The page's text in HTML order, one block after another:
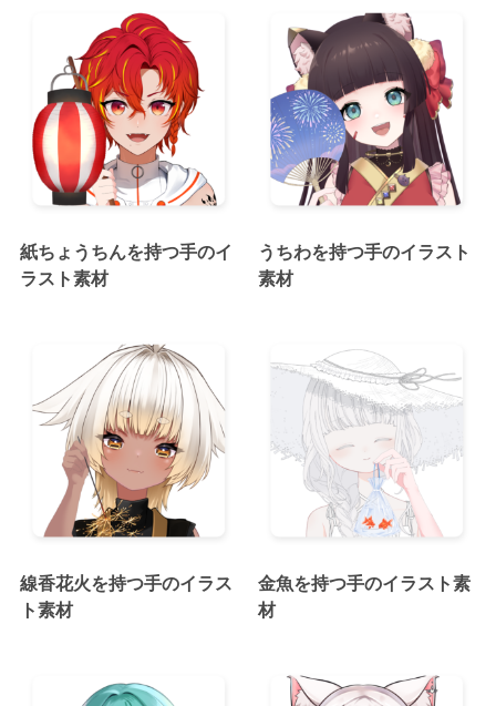
紙ちょうちんを持つ手のイ
ラスト素材
うちわを持つ手のイラスト
素材
線香花火を持つ手のイラス
ト素材
金魚を持つ手のイラスト素
材